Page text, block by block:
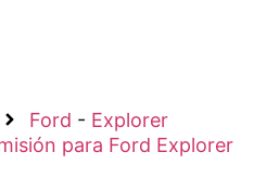
Ford - Explorer
para Ford Explorer